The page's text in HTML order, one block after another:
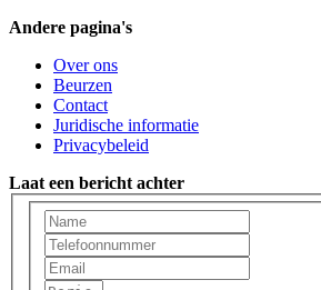
Andere pagina's
Over ons
Beurzen
Contact
Juridische informatie
Privacybeleid
Laat een bericht achter